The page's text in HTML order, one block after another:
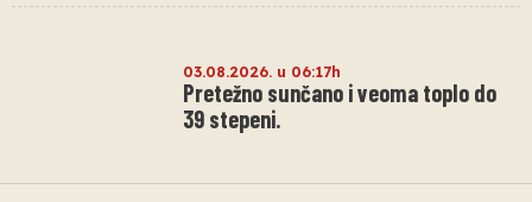
03.08.2026. u 06:17h
Pretežno sunčano i veoma toplo do
39 stepeni.